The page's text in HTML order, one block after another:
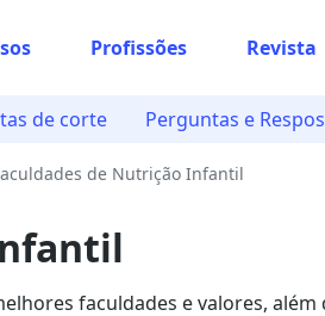
Profissões Revista
de corte Perguntas e
de Nutrição Infantil
faculdades e valores,